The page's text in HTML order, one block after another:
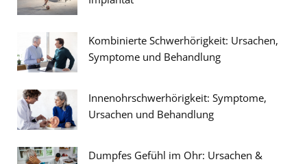
Kombinierte Schwerhörigkeit: Ursachen,
Symptome und Behandlung
Innenohrschwerhörigkeit: Symptome,
Ursachen und Behandlung
Dumpfes Gefühl im Ohr: Ursachen &